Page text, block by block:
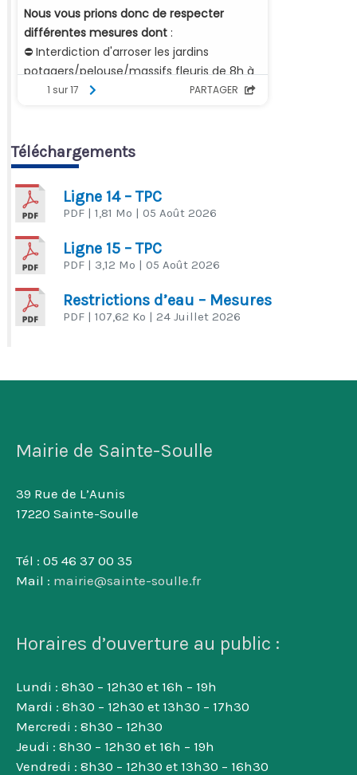
Téléchargements
Ligne 14 – TPC
PDF | 1,81 Mo | 05 Août 2026
Ligne 15 – TPC
PDF | 3,12 Mo | 05 Août 2026
Restrictions d’eau – Mesures
PDF | 107,62 Ko | 24 Juillet 2026
Mairie de Sainte-Soulle
39 Rue de L’Aunis
17220 Sainte-Soulle
Tél : 05 46 37 00 35
Mail : mairie@sainte-soulle.fr
Horaires d’ouverture au public :
Lundi : 8h30 – 12h30 et 16h – 19h
Mardi : 8h30 – 12h30 et 13h30 – 17h30
Mercredi : 8h30 – 12h30
Jeudi : 8h30 – 12h30 et 16h – 19h
Vendredi : 8h30 – 12h30 et 13h30 – 16h30